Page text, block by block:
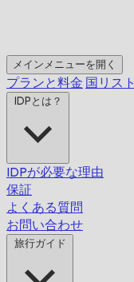
メインメニューを開く
プランと料金 国リスト
IDPとは？
IDPが必要な理由
保証
よくある質問
お問い合わせ
旅行ガイド